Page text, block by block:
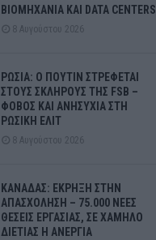
ΒΙΟΜΗΧΑΝΙΑ ΚΑΙ DATA CENTERS
8 Αυγούστου 2026
ΡΩΣΙΑ: Ο ΠΟΥΤΙΝ ΣΤΡΕΦΕΤΑΙ
ΣΤΟΥΣ ΣΚΛΗΡΟΥΣ ΤΗΣ FSB –
ΦΟΒΟΣ ΚΑΙ ΑΝΗΣΥΧΙΑ ΣΤΗ
ΡΩΣΙΚΗ ΕΛΙΤ
8 Αυγούστου 2026
ΚΑΝΑΔΑΣ: ΕΚΡΗΞΗ ΣΤΗΝ
ΑΠΑΣΧΟΛΗΣΗ – 75.000 ΝΕΕΣ
ΘΕΣΕΙΣ ΕΡΓΑΣΙΑΣ, ΣΕ ΧΑΜΗΛΟ
ΔΙΕΤΙΑΣ Η ΑΝΕΡΓΙΑ